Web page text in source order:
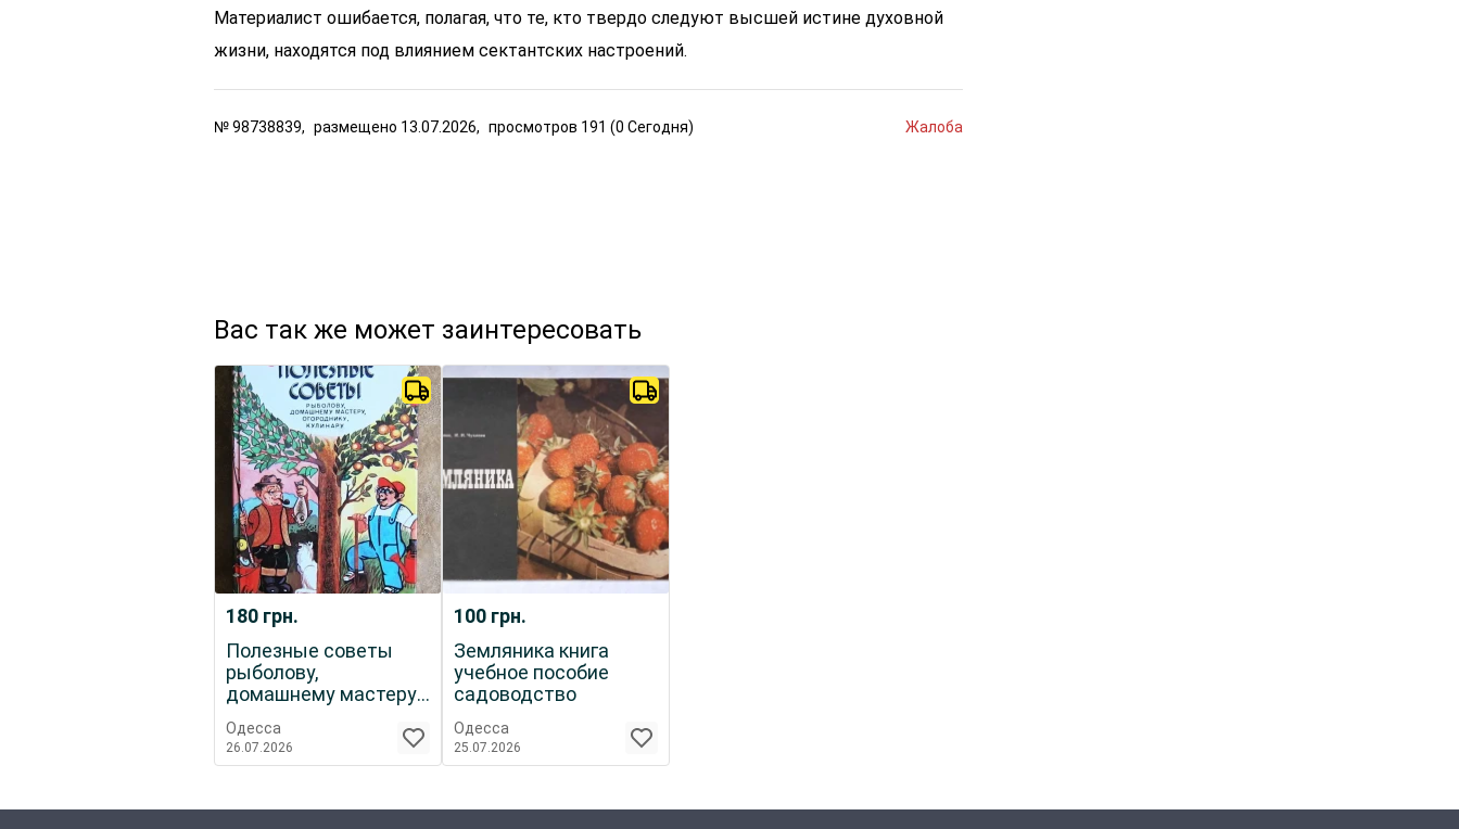
Материалист ошибается, полагая, что те, кто твердо следуют высшей истине духовной
жизни, находятся под влиянием сектантских настроений.
№98738839, размещено 13.07.2026, просмотров 191 (0 Сегодня) Жалоба
Вас так же может заинтересовать
180 грн.
Полезные советы
рыболову,
домашнему мастеру,
Одесса
26.07.2026
100 грн.
Земляника книга
учебное пособие
садоводство
Одесса
25.07.2026